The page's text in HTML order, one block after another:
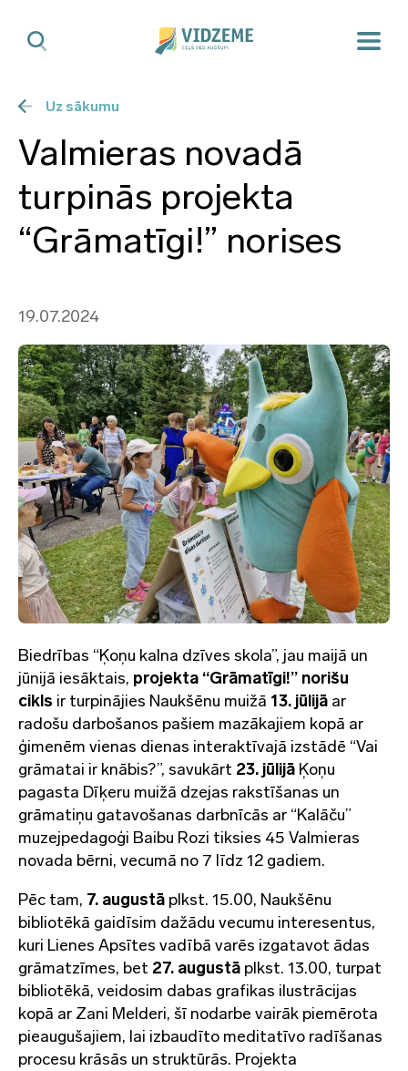
Uz sākumu
Valmieras novadā
turpinās projekta
“Grāmatīgi!” norises
19.07.2024
Biedrības “Ķoņu kalna dzīves skola”, jau maijā un
jūnijā iesāktais, projekta “Grāmatīgi!” norišu
cikls ir turpinājies Naukšēnu muižā 13. jūlijā ar
radošu darbošanos pašiem mazākajiem kopā ar
ģimenēm vienas dienas interaktīvajā izstādē “Vai
grāmatai ir knābis?”, savukārt 23. jūlijā Ķoņu
pagasta Dīķeru muižā dzejas rakstīšanas un
grāmatiņu gatavošanas darbnīcās ar “Kalāču”
muzejpedagoģi Baibu Rozi tiksies 45 Valmieras
novada bērni, vecumā no 7 līdz 12 gadiem.
Pēc tam, 7. augustā plkst. 15.00, Naukšēnu
bibliotēkā gaidīsim dažādu vecumu interesentus,
kuri Lienes Apsītes vadībā varēs izgatavot ādas
grāmatzīmes, bet 27. augustā plkst. 13.00, turpat
bibliotēkā, veidosim dabas grafikas ilustrācijas
kopā ar Zani Melderi, šī nodarbe vairāk piemērota
pieaugušajiem, lai izbaudīto meditatīvo radīšanas
procesu krāsās un struktūrās. Projekta